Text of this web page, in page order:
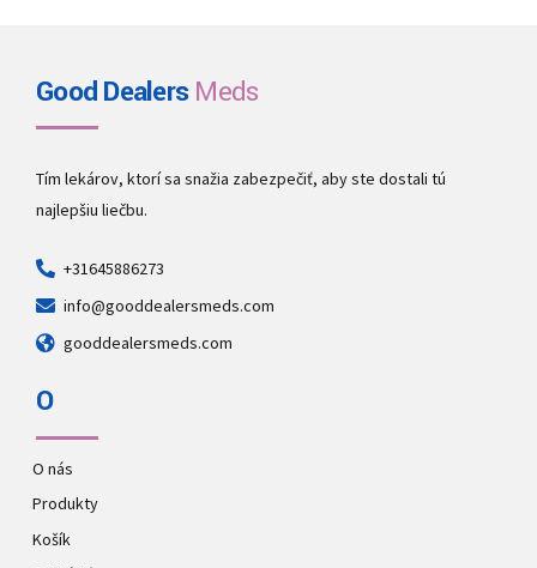
Good DealersMeds
Tím lekárov, ktorí sa snažia zabezpečiť, aby ste dostali tú
najlepšiu liečbu.
+31645886273
info@gooddealersmeds.com
gooddealersmeds.com
O
O nás
Produkty
Košík